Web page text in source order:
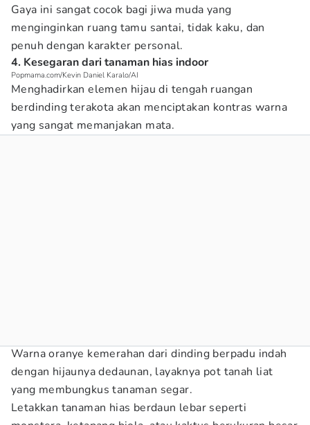
Gaya ini sangat cocok bagi jiwa muda yang
menginginkan ruang tamu santai, tidak kaku, dan
penuh dengan karakter personal.
4. Kesegaran dari tanaman hias indoor
Popmama.com/Kevin Daniel Karalo/AI
Menghadirkan elemen hijau di tengah ruangan
berdinding terakota akan menciptakan kontras warna
yang sangat memanjakan mata.
Warna oranye kemerahan dari dinding berpadu indah
dengan hijaunya dedaunan, layaknya pot tanah liat
yang membungkus tanaman segar.
Letakkan tanaman hias berdaun lebar seperti